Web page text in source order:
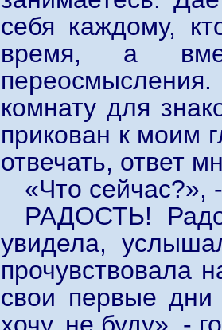
себя каждому,
время, а
комнату для
прикован к моим
отвечать, ответ
«Что сейчас?»,
РАДОСТЬ!
увидела,
прочувствовала
свои первые